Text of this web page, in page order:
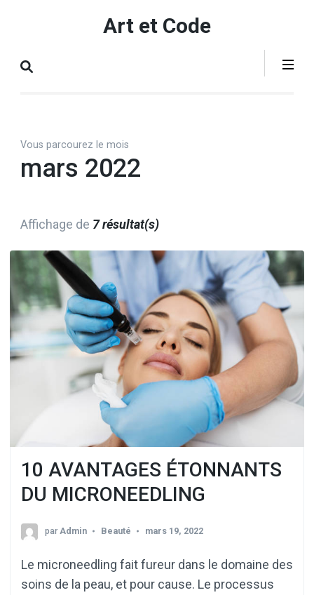
(Pressez
Art et Code
Vous parcourez le mois
mars 2022
Affichage de 7 résultat(s)
10 AVANTAGES ÉTONNANTS
DU MICRONEEDLING
par Admin Beauté mars 19, 2022
Le microneedling fait fureur dans le domaine des
soins de la peau, et pour cause. Le processus